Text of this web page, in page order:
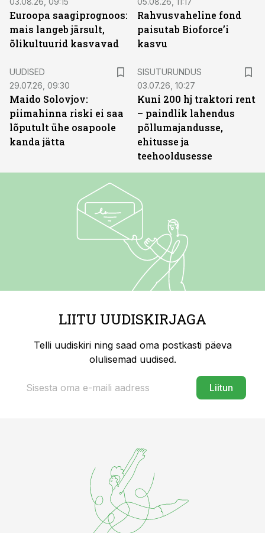
Euroopa saagiprognoos:
mais langeb järsult,
õlikultuurid kasvavad
Rahvusvaheline fond
paisutab Bioforce’i
kasvu
UUDISED
29.07.26, 09:30
Maido Solovjov:
piimahinna riski ei saa
lõputult ühe osapoole
kanda jätta
SISUTURUNDUS
03.07.26, 10:27
Kuni 200 hj traktori rent
– paindlik lahendus
põllumajandusse,
ehitusse ja
teehooldusesse
LIITU UUDISKIRJAGA
Telli uudiskiri ning saad oma postkasti päeva
olulisemad uudised.
Liitun